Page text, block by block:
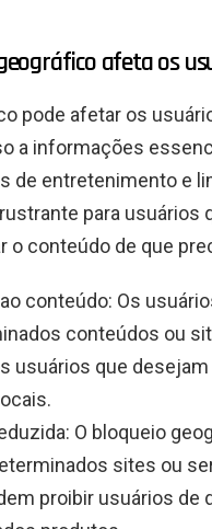
afeta os
pode afetar os
a informações
de entretenimento e
para usuários
o conteúdo de que
conteúdo: Os
conteúdos ou
usuários que
O bloqueio
sites ou
proibir usuários de